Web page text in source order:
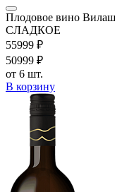
Плодовое вино
СЛАДКОЕ
55999 ₽
50999 ₽
от 6 шт.
В корзину